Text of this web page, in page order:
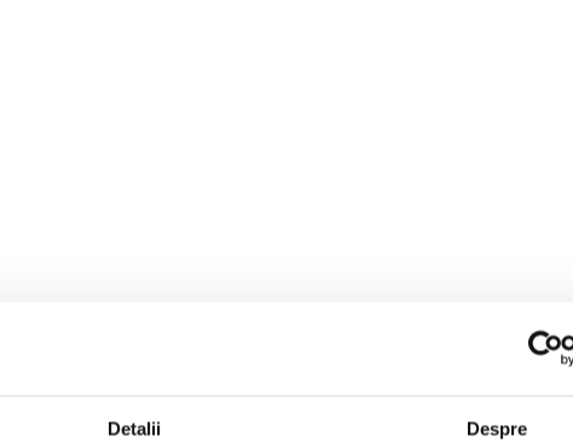
Detalii Despre